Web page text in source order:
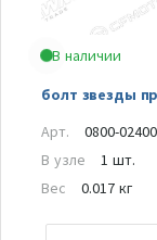
В наличии
болт звезды
Арт.
0800-
В узле
1 шт.
Вес
0.017 кг